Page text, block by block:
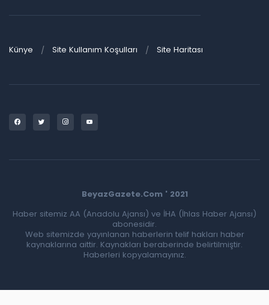
Künye Site Kullanım Koşulları Site Haritası
BeyazGazete.Com ' 2021
Haber sitemiz AA (Anadolu Ajansı) ve İHA (İhlas Haber Ajansı)
abonesidir.
Web sitemizde yayınlanan haberlerin telif hakları haber
kaynaklarına aittir. Kaynakları beraberinde belirtilmiştir.
Haberleri kopyalamayınız.